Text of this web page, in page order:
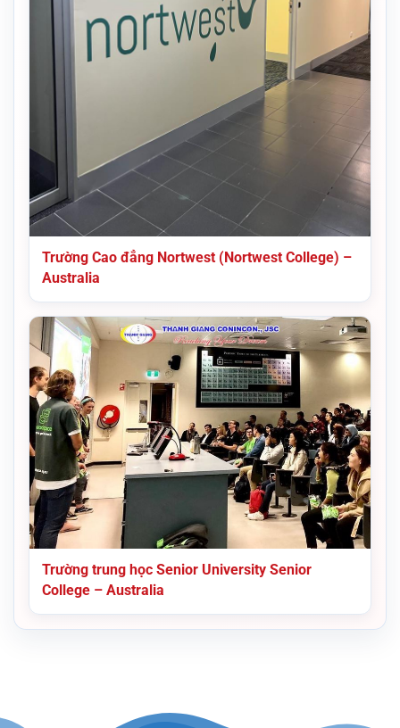
Trường Cao đẳng Nortwest (Nortwest College) –
Australia
Trường trung học Senior University Senior
College – Australia